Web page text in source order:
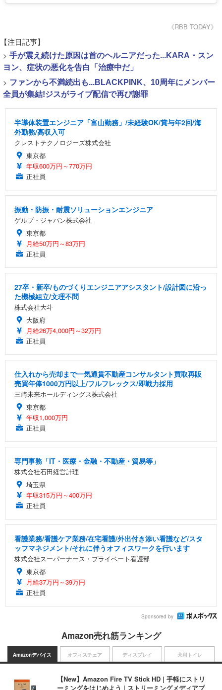
《RBB TODAY》
【注目記事】
> 手が震え続けた原因は首のヘルニアだった...KARA・スン
ヨン、症状の悪化を告白「治療中だ」
> ファンから不満続出も...BLACKPINK、10周年にメンバー
全員が集結!ジスがライブ配信で再び謝罪
半導体装置エンジニア「富山勤務」/未経験OK/賞与年2回/海
外勤務/高収入可
クレストテクノロジーズ株式会社
東京都
年収600万円～770万円
正社員
振動・防振・耐震ソリューションエンジニア
ゲルブ・ジャパン株式会社
東京都
月給50万円～83万円
正社員
27卒・新卒/ものづくりエンジニアアシスタント/設計図に沿っ
た機械組立/文理不問
株式会社大斗
大阪府
月給26万4,000円～32万円
正社員
仕入れから売却まで一気通貫不動産コンサルタント買取再販
売買年俸1000万円以上/フルフレックス/即戦力採用
三崎未来ホールディングス株式会社
東京都
年収1,000万円
正社員
専門事務「IT・医療・金融・不動産・貿易等」
株式会社石田経営計理
埼玉県
年収315万円～400万円
正社員
看護業務/看護ケア業務/在宅看護/外出付き添い看護など/スタ
ッフマネジメント/それに伴うオフィスワークを行います
株式会社スーパーナース・プライベート看護部
東京都
月給37万円～39万円
正社員
Sponsored by
Amazon売れ筋ランキング
Amazonデバイス
【New】Amazon Fire TV Stick HD | 手軽にストリ
ーミングをはじめよう | ストリーミングメディアプ
オフィスチェア ディスプレイ 犬用トイレ